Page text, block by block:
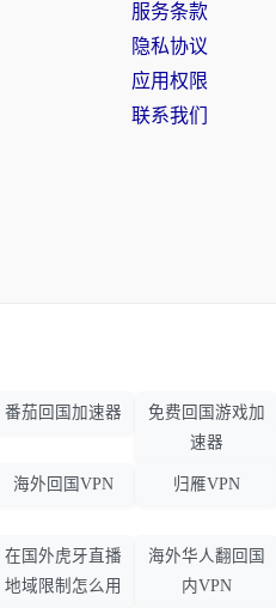
服务条款
隐私协议
应用权限
联系我们
番茄回国加速器
免费回国游戏加
速器
海外回国VPN 归雁VPN
在国外虎牙直播
地域限制怎么用
海外华人翻回国
内VPN